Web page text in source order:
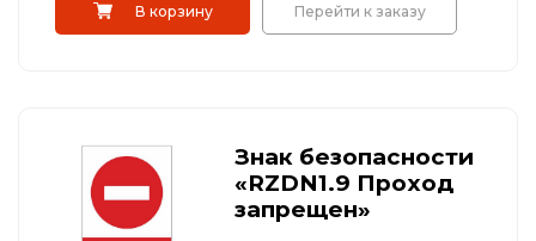
В корзину Перейти к заказу
Знак безопасности
«RZDN1.9 Проход
запрещен»